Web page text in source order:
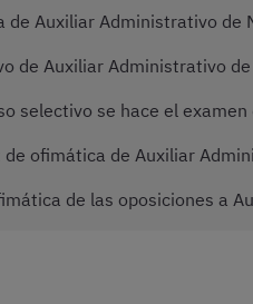
de Auxiliar Administrativo de
de Auxiliar Administrativo
selectivo se hace el
ofimática de Auxiliar
de las oposiciones a